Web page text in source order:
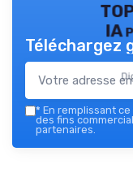
IA
Téléchargez
* En remplissant ce
des fins
partenaires.